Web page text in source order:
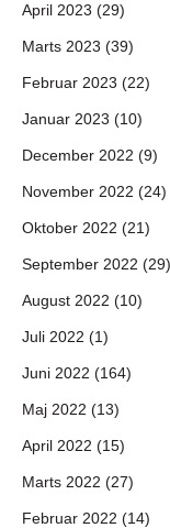
April 2023 (29)
Marts 2023 (39)
Februar 2023 (22)
Januar 2023 (10)
December 2022 (9)
November 2022 (24)
Oktober 2022 (21)
September 2022 (29)
August 2022 (10)
Juli 2022 (1)
Juni 2022 (164)
Maj 2022 (13)
April 2022 (15)
Marts 2022 (27)
Februar 2022 (14)